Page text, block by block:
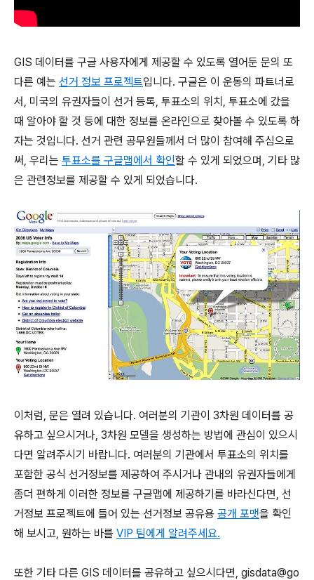
GIS 데이터를 구글 사용자에게 제공할 수 있도록 열어둔 문의 또
다른 예는 선거 정보 프로젝트입니다. 구글은 이 운동의 파트너로
서, 미국의 유권자들이 선거 등록, 투표소의 위치, 투표소에 갔을
때 알아야 할 것 등에 대한 정보를 온라인으로 찾아볼 수 있도록 하
자는 것입니다. 선거 관련 공무원들께서 더 많이 참여해 주심으로
써, 우리는 투표소를 구글맵에서 확인할 수 있게 되었으며, 기타 많
은 관련정보를 제공할 수 있게 되었습니다.
이처럼, 문은 열려 있습니다. 여러분의 기관이 3차원 데이터를 공
유하고 싶으시거나, 3차원 모델을 생성하는 방법에 관심이 있으시
다면 알려주시기 바랍니다. 여러분의 기관에서 투표소의 위치를
포함한 공식 선거정보를 제공하여 주시거나 관내의 유권자들에게
좀더 편하게 이러한 정보를 구글맵에 제공하기를 바라신다면, 선
거정보 프로젝트에 들어 있는 선거정보 공유용 공개 포맷을 확인
해 보시고, 원하는 바를 VIP 팀에게 알려주세요.
또한 기타 다른 GIS 데이터를 공유하고 싶으시다면, gisdata@go